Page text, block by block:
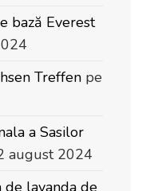
bază Everest
Treffen pe
a Sasilor
august 2024
de lavanda de